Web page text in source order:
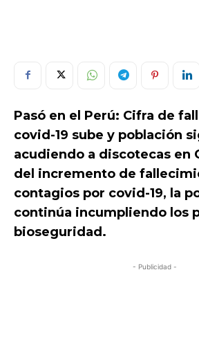
Pasó en el Perú: Cifra de
covid-19 sube y población
acudiendo a discotecas en
del incremento de
contagios por covid-19, la
continúa incumpliendo los
bioseguridad.
- Publicidad -